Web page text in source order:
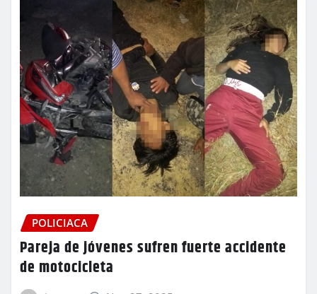
POLICIACA
Pareja de jóvenes sufren fuerte accidente
de motocicleta